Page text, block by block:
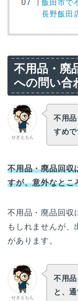
飯田市で
長野飯田
不用品・廃
への問い合
せきえもん
不用
すめで
不用品・廃品回収
すが、意外なとこ
不用品・廃品回収
もしれませんが、
があります。
せきえもん
不用
と、